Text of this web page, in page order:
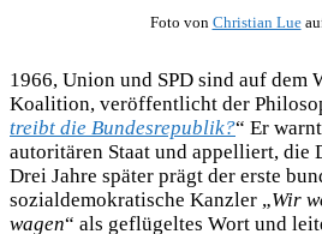
Foto von Christian Lue
1966, Union und SPD sind auf dem
Koalition, veröffentlicht der
treibt die Bundesrepublik?“ Er
autoritären Staat und appelliert, die
Drei Jahre später prägt der erste
sozialdemokratische Kanzler „Wir
wagen“ als geflügeltes Wort und